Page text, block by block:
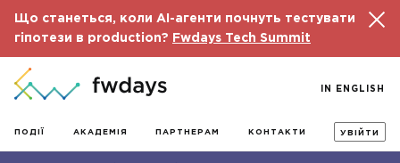
Що станеться, коли AI-агенти почнуть тестувати
гіпотези в production?
Fwdays Tech Summit
ПОДІЇ АКАДЕМІЯ ПАРТНЕРАМ КОНТАКТИ УВІЙТИ
IN ENGLISH